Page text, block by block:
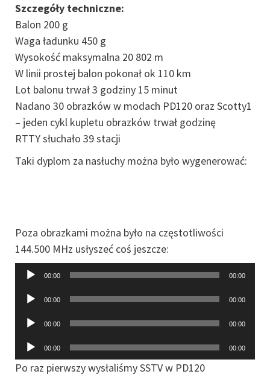
Szczegóły techniczne:
Balon 200 g
Waga ładunku 450 g
Wysokość maksymalna 20 802 m
W linii prostej balon pokonał ok 110 km
Lot balonu trwał 3 godziny 15 minut
Nadano 30 obrazków w modach PD120 oraz Scotty1
– jeden cykl kupletu obrazków trwał godzinę
RTTY słuchało 39 stacji
Taki dyplom za nasłuchy można było wygenerować:
Poza obrazkami można było na częstotliwości
144.500 MHz usłyszeć coś jeszcze:
Odtwarzacz
00:00 00:00
Odtwarzacz
00:00 00:00
Odtwarzacz
00:00 00:00
Odtwarzacz
muzyki
00:00 00:00
Po raz pierwszy wysłaliśmy SSTV w PD120